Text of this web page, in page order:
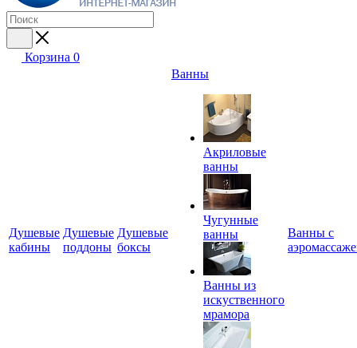
Корзина 0
Душевые
кабины
Душевые
поддоны
Душевые
боксы
Ванны
Акриловые
ванны
Чугунные
ванны
Ванны из
искуственного
мрамора
Ванны с